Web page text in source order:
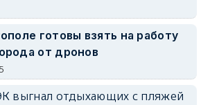
готовы взять на работу
от дронов
выгнал отдыхающих с пляжей